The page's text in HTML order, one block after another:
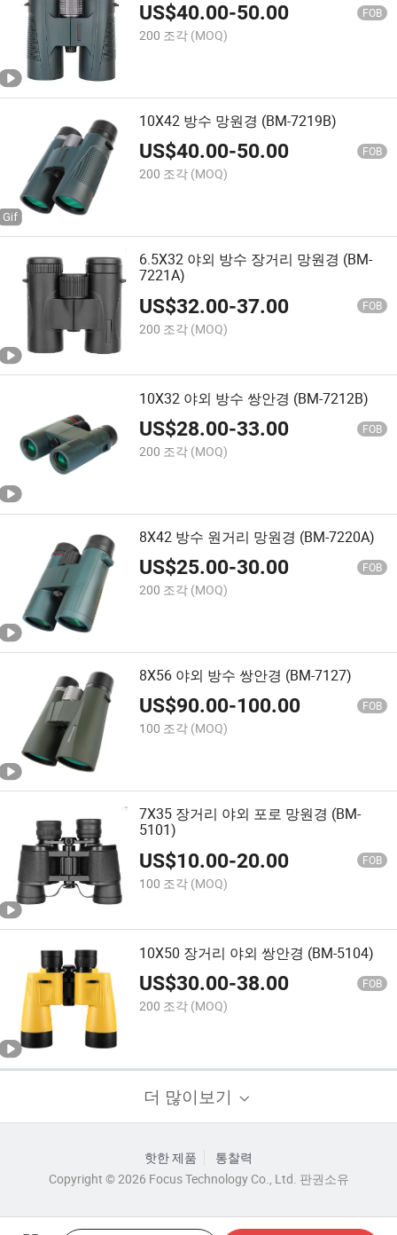
US$40.00-50.00 FOB
200 조각 (MOQ)
10X42 방수 망원경 (BM-7219B)
US$40.00-50.00 FOB
200 조각 (MOQ)
6.5X32 야외 방수 장거리 망원경 (BM-
7221A)
US$32.00-37.00 FOB
200 조각 (MOQ)
10X32 야외 방수 쌍안경 (BM-7212B)
US$28.00-33.00 FOB
200 조각 (MOQ)
8X42 방수 원거리 망원경 (BM-7220A)
US$25.00-30.00 FOB
200 조각 (MOQ)
8X56 야외 방수 쌍안경 (BM-7127)
US$90.00-100.00 FOB
100 조각 (MOQ)
7X35 장거리 야외 포로 망원경 (BM-
5101)
US$10.00-20.00 FOB
100 조각 (MOQ)
10X50 장거리 야외 쌍안경 (BM-5104)
US$30.00-38.00 FOB
200 조각 (MOQ)
더 많이보기
핫한 제품
통찰력
Copyright © 2026 Focus Technology Co., Ltd. 판권소유